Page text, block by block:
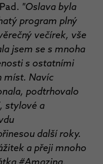
"Oslava byla
program plný
večírek, vše
jsem se s mnoha
s ostatními
míst. Navíc
podtrhovalo
stylové a
další roky.
a přeji mnoho